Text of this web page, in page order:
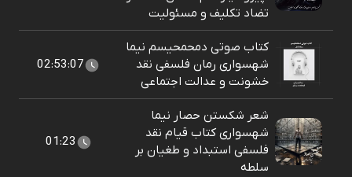
تضاد تکلیف و مسئولیت
کتاب صوتی دمحمحیسم نیما
شهسواری رمان فلسفی نقد
خشونت و عدالت اجتماعی
02:53:07
شعر شکستن حصار نیما
شهسواری کتاب قیام نقد
فلسفی استبداد و طغیان بر
سلطه
01:23